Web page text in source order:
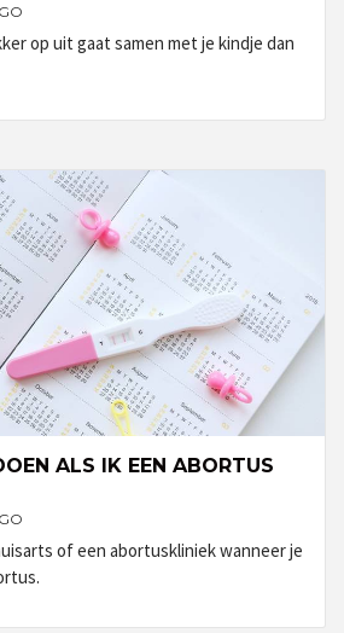
op uit gaat samen met je kindje dan
ALS IK EEN ABORTUS
of een abortuskliniek wanneer je